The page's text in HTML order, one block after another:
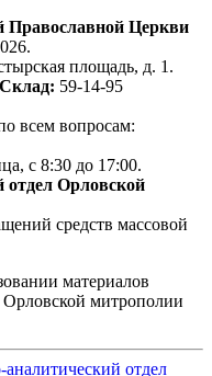
Православной Церкви
площадь, д. 1.
Склад: 59-14-95
всем вопросам:
с 8:30 до 17:00.
Орловской
средств массовой
материалов
митрополии
отдел